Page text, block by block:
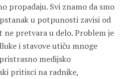
propadaju. Svi znamo da smo
u potpunosti zavisi od
ne pretvara u delo. Problem je
i stavove utiču mnoge
medijsko
pritisci na radnike,